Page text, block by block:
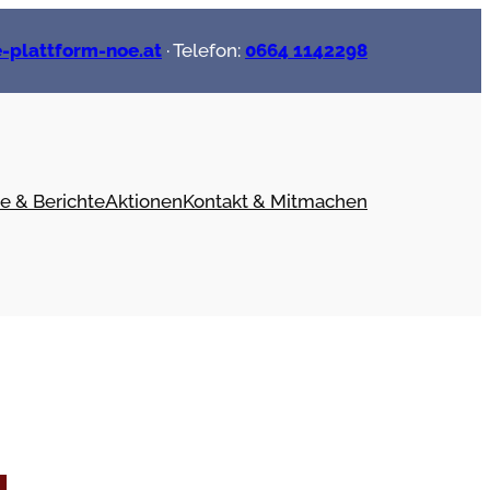
plattform-noe.at · Telefon: 0664 1142298
& BerichteAktionenKontakt & Mitmachen